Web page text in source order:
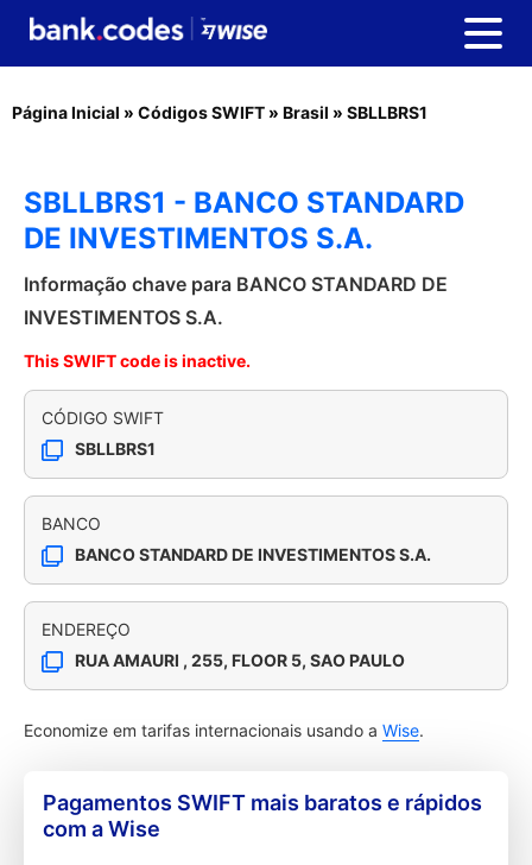
Página Inicial » Códigos SWIFT » Brasil » SBLLBRS1
SBLLBRS1 - BANCO STANDARD
DE INVESTIMENTOS S.A.
Informação chave para BANCO STANDARD DE
INVESTIMENTOS S.A.
This SWIFT code is inactive.
CÓDIGO SWIFT
SBLLBRS1
BANCO
BANCO STANDARD DE INVESTIMENTOS S.A.
ENDEREÇO
RUA AMAURI , 255, FLOOR 5, SAO PAULO
Economize em tarifas internacionais usando a Wise.
Pagamentos SWIFT mais baratos e rápidos
com a Wise